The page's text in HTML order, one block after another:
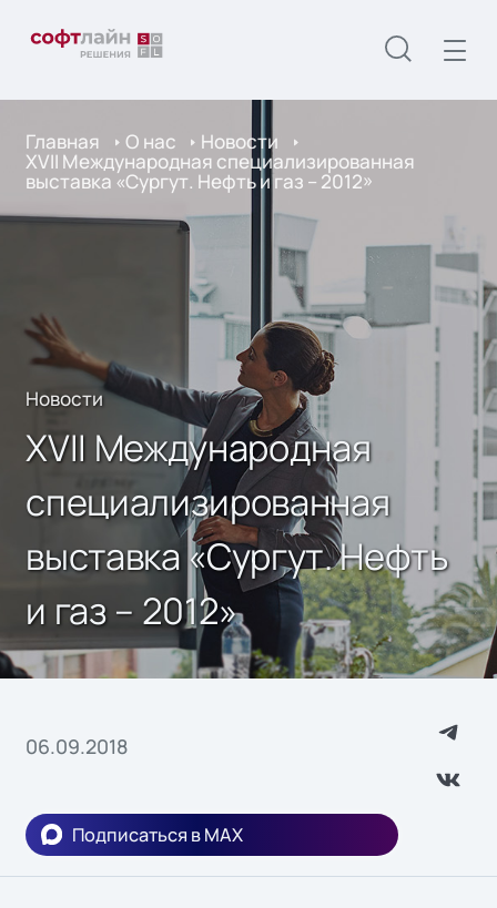
Главная О нас Новости
XVII Международная специализированная
выставка «Сургут. Нефть и газ – 2012»
Новости
XVII Международная
специализированная
выставка «Сургут. Нефть
и газ – 2012»
06.09.2018
Подписаться в MAX